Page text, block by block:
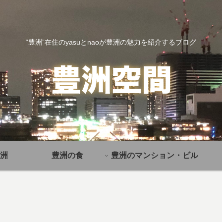
“豊洲”在住のyasuとnaoが豊洲の魅力を紹介するブログ
豊洲の食 豊洲のマンション・ビル